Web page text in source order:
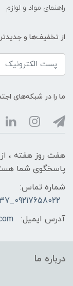
راهنمای مواد و لوازم
از تخفیف‌ها و
ما را در شبکه‌های
پاسخگوی شما
شماره تماس:
09217658022_09353503037 _02166836216
آدرس ایمیل:
درباره ما